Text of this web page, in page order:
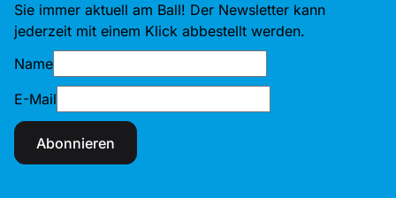
Sie immer aktuell am Ball! Der Newsletter kann
jederzeit mit einem Klick abbestellt werden.
Name
E-Mail
Abonnieren